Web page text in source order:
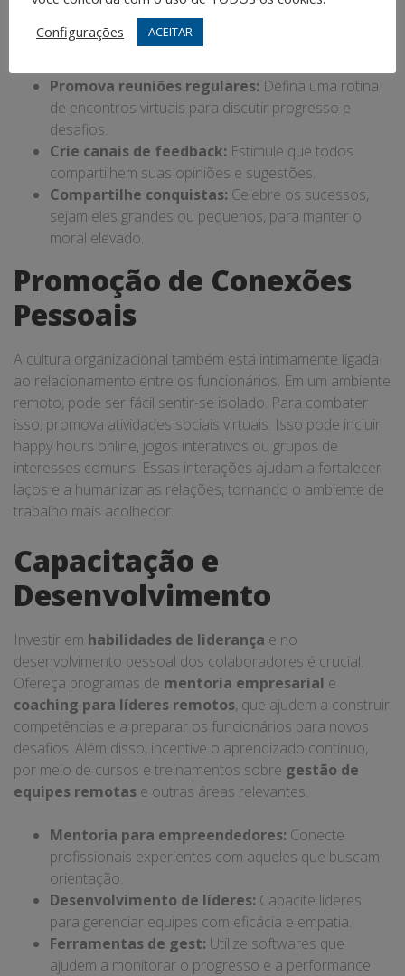
construir confiança, um pilar fundamental em uma
de equipes a distância.
Promova reuniões regulares: Defina uma rotina
de encontros virtuais para discutir progresso e
desafios.
Crie canais de feedback: Estimule que todos
compartilhem suas opiniões e sugestões.
Compartilhe conquistas: Celebre os sucessos,
sejam eles grandes ou pequenos, para manter o
moral elevado.
Promoção de Conexões
Pessoais
A cultura organizacional também está intimamente ligada
ao relacionamento entre os funcionários. Em um ambiente
remoto, pode ser fácil sentir-se isolado. Para combater
isso, promova atividades sociais virtuais. Isso pode incluir
happy hours online, jogos interativos ou grupos de
interesses comuns. Essas interações ajudam a fortalecer
laços e a humanizar as relações, tornando o ambiente de
trabalho mais acolhedor.
Capacitação e
Desenvolvimento
Investir em habilidades de liderança e no
desenvolvimento pessoal dos colaboradores é crucial.
Ofereça programas de mentoria empresarial e
coaching para líderes remotos, que ajudem a construir
competências e a preparar os funcionários para novos
desafios. Além disso, incentive o aprendizado contínuo,
por meio de cursos e treinamentos sobre gestão de
equipes remotas e outras áreas relevantes.
Mentoria para empreendedores: Conecte
profissionais experientes com aqueles que buscam
orientação.
Desenvolvimento de líderes: Capacite líderes
para gerenciar equipes com eficácia e empatia.
Ferramentas de gest: Utilize softwares que
ajudem a monitorar o progresso e a performance
Configurações
ACEITAR